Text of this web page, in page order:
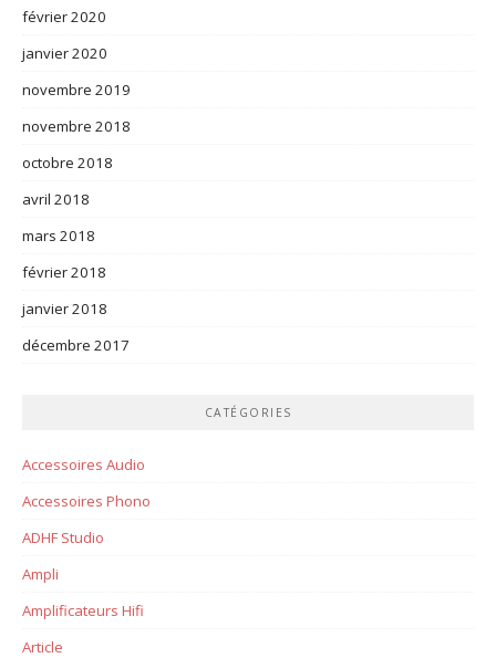
février 2020
janvier 2020
novembre 2019
novembre 2018
octobre 2018
avril 2018
mars 2018
février 2018
janvier 2018
décembre 2017
CATÉGORIES
Accessoires Audio
Accessoires Phono
ADHF Studio
Ampli
Amplificateurs Hifi
Article